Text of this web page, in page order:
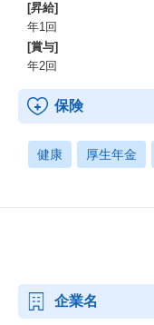
[昇給]
年1回
[賞与]
年2回
保険
健康 厚生年金
企業名